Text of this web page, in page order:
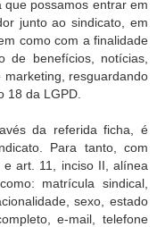
possamos entrar em
junto ao sindicato, em
como com a finalidade
de benefícios, notícias,
marketing, resguardando
18 da LGPD.
da referida ficha, é
Para tanto, com
art. 11, inciso II, alínea
matrícula sindical,
sexo, estado
e-mail, telefone